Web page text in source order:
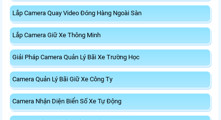
Lắp Camera Quay Video Đóng Hàng Ngoài Sàn
Lắp Camera Giữ Xe Thông Minh
Giải Pháp Camera Quản Lý Bãi Xe Trường Học
Camera Quản Lý Bãi Giữ Xe Công Ty
Camera Nhận Diện Biển Số Xe Tự Động